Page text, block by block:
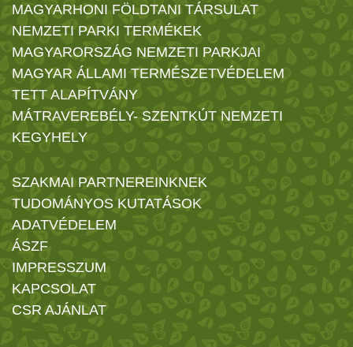
MAGYARHONI FÖLDTANI TÁRSULAT
NEMZETI PARKI TERMÉKEK
MAGYARORSZÁG NEMZETI PARKJAI
MAGYAR ÁLLAMI TERMÉSZETVÉDELEM
TETT ALAPÍTVÁNY
MÁTRAVEREBÉLY- SZENTKÚT NEMZETI
KEGYHELY
SZAKMAI PARTNEREINKNEK
TUDOMÁNYOS KUTATÁSOK
ADATVÉDELEM
ÁSZF
IMPRESSZUM
KAPCSOLAT
CSR AJÁNLAT